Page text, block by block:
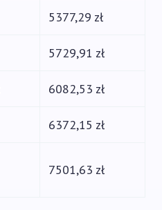
5377,29 zł
5729,91 zł
6082,53 zł
6372,15 zł
7501,63 zł